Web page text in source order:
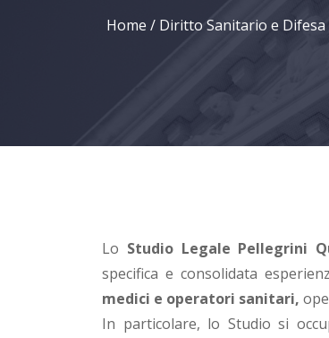
Home Diritto Sanitario e
Lo Studio Legale Pellegrini
specifica e consolidata
medici e operatori sanitari,
In particolare, lo Studio si